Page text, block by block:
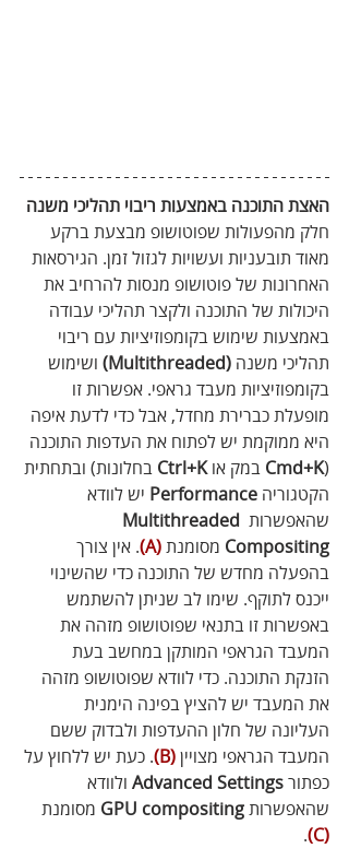
האצת התוכנה באמצעות ריבוי תהליכי משנה
חלק מהפעולות שפוטושופ מבצעת ברקע
מאוד תובעניות ועשויות לגזול זמן. הגירסאות
האחרונות של פוטושופ מנסות להרחיב את
היכולות של התוכנה ולקצר תהליכי עבודה
באמצעות שימוש בקומפוזיציות עם ריבוי
תהליכי משנה (Multithreaded)
ושימוש
בקומפוזיציות מעבד גראפי. אפשרות זו
מופעלת כברירת מחדל, אבל כדי לדעת איפה
היא ממוקמת יש לפתוח את העדפות התוכנה
(
Cmd+K במק או Ctrl+K
בחלונות) ובתחתית
הקטגוריה Performance יש לוודא
שהאפשרות Multithreaded
Compositing מסומנת (A)
. אין צורך
בהפעלה מחדש של התוכנה כדי שהשינוי
ייכנס לתוקף. שימו לב שניתן להשתמש
באפשרות זו בתנאי שפוטושופ מזהה את
המעבד הגראפי המותקן במחשב בעת
הזנקת התוכנה. כדי לוודא שפוטושופ מזהה
את המעבד יש להציץ בפינה הימנית
העליונה של חלון ההעדפות ולבדוק ששם
המעבד הגראפי מצויין (B)
. כעת יש ללחוץ על
כפתור Advanced Settings ולוודא
שהאפשרות GPU compositing מסומנת
(C)
.